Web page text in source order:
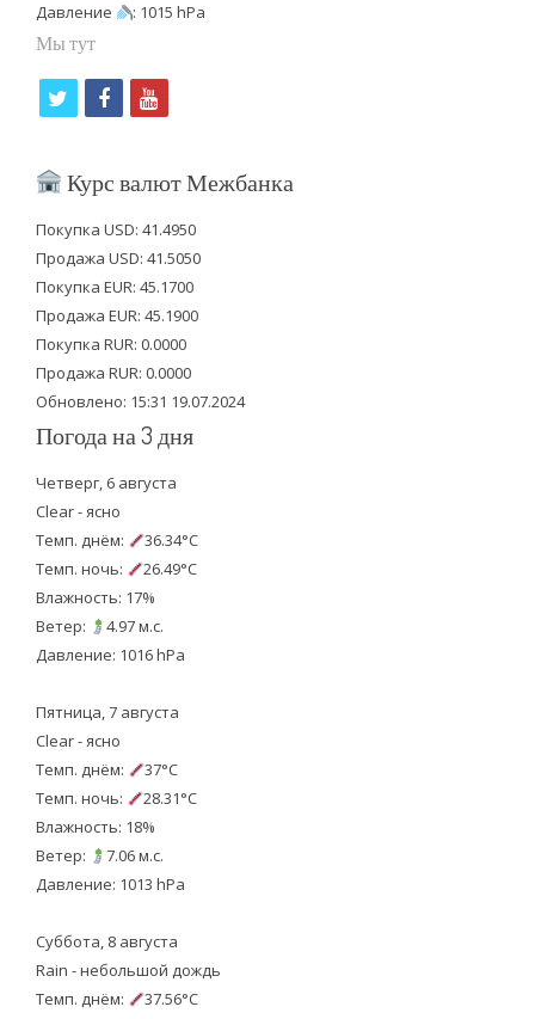
Давление
: 1015 hPa
Мы тут
i
t
e
r
f
c
b
o
o
k
y
u
u
b
e
Курс валют Межбанка
Покупка USD: 41.4950
Продажа USD: 41.5050
Покупка EUR: 45.1700
Продажа EUR: 45.1900
Покупка RUR: 0.0000
Продажа RUR: 0.0000
Обновлено: 15:31 19.07.2024
Погода на 3 дня
Четверг, 6 августа
Clear - ясно
Темп. днём:
36.34°C
Темп. ночь:
26.49°C
Влажность: 17%
Ветер:
4.97 м.с.
Давление: 1016 hPa
Пятница, 7 августа
Clear - ясно
Темп. днём:
37°C
Темп. ночь:
28.31°C
Влажность: 18%
Ветер:
7.06 м.с.
Давление: 1013 hPa
Суббота, 8 августа
Rain - небольшой дождь
Темп. днём:
37.56°C